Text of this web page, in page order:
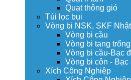
Quạt thông gió
Túi lọc bụi
Vòng bi NSK, SKF Nhật
Vòng bi cầu
Vòng bi tang
Vòng bi cầu-Bạc
Vòng bi côn - Bạc
Xích Công Nghiệp